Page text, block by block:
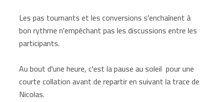
Les pas tournants et les conversions s'enchaînent à
bon rythme n'empêchant pas les discussions entre les
participants.
Au bout d'une heure, c'est la pause au soleil pour une
courte collation avant de repartir en suivant la trace de
Nicolas.